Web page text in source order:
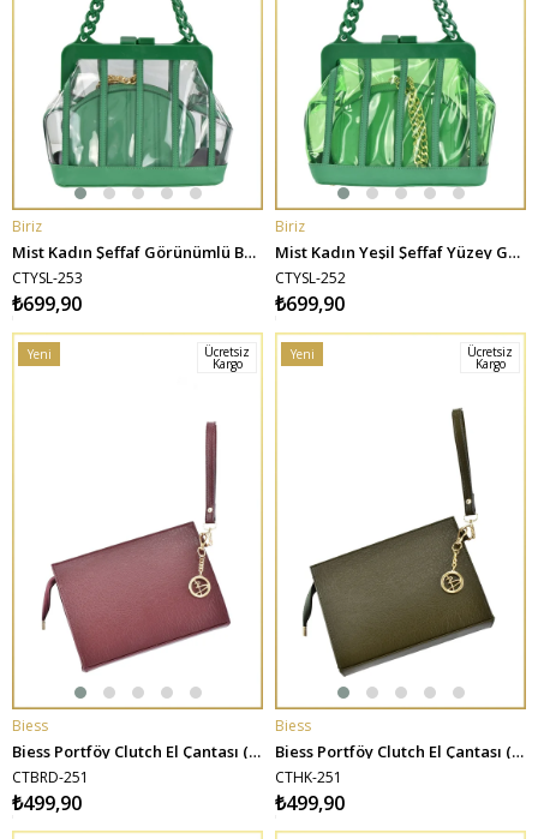
SEPETE EKLE
Biriz
Mist Kadın Şeffaf Görünümlü Burslu Kalın Zincirli Çanta - Yeşil
CTYSL-253
₺699,90
SEPETE EKLE
Biriz
Mist Kadın Yeşil Şeffaf Yüzey Görünümlü Burslu Kalın Zincirli Çanta - Yeşil
CTYSL-252
₺699,90
SEPETE EKLE
Yeni
Ücretsiz
Kargo
Biess
Biess Portföy Clutch El Çantası (Charm Hediyeli) - Bordo
CTBRD-251
₺499,90
SEPETE EKLE
Yeni
Ücretsiz
Kargo
Biess
Biess Portföy Clutch El Çantası (Charm Hediyeli) - Haki
CTHK-251
₺499,90